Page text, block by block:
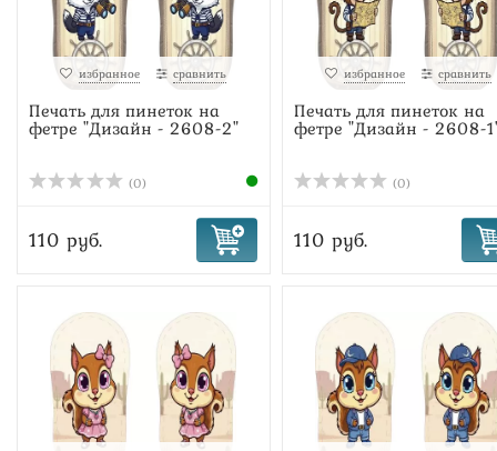
избранное сравнить
Печать для пинеток на
фетре "Дизайн - 2608-2"
(0)
110 руб.
избранное сравнить
Печать для пинеток на
фетре "Дизайн - 2608-
(0)
110 руб.